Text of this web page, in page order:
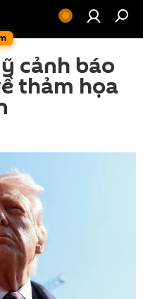
cảnh báo
thảm họa